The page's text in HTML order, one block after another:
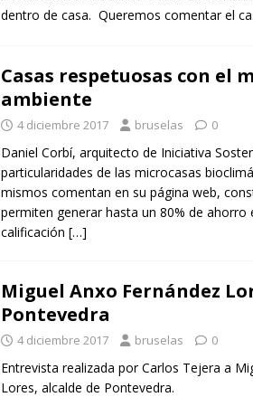
dentro de casa. Queremos comentar el
Casas respetuosas con el
ambiente
4 diciembre 2017 bruselas 0
Daniel Corbí, arquitecto de Iniciativa
particularidades de las microcasas
mismos comentan en su página web,
permiten generar hasta un 80% de ahorro
calificación […]
Miguel Anxo Fernández
Pontevedra
4 diciembre 2017 bruselas 0
Entrevista realizada por Carlos Tejera a
Lores, alcalde de Pontevedra.